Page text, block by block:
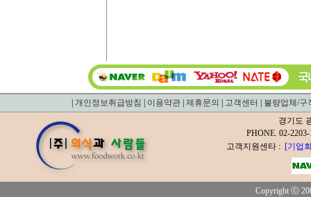
개인정보취급방침 이용약관 제휴문의 고객센터
불량업체/구
경기도
PHONE. 02-
고객지원센타 : [기업
Copyright ⓒ